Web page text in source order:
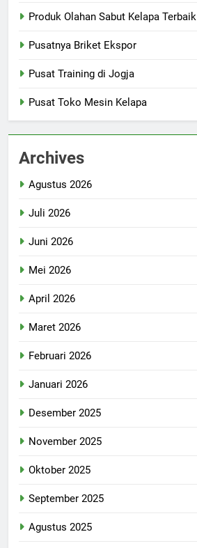
Produk Olahan Sabut Kelapa Terbaik
Pusatnya Briket Ekspor
Pusat Training di Jogja
Pusat Toko Mesin Kelapa
Archives
Agustus 2026
Juli 2026
Juni 2026
Mei 2026
April 2026
Maret 2026
Februari 2026
Januari 2026
Desember 2025
November 2025
Oktober 2025
September 2025
Agustus 2025